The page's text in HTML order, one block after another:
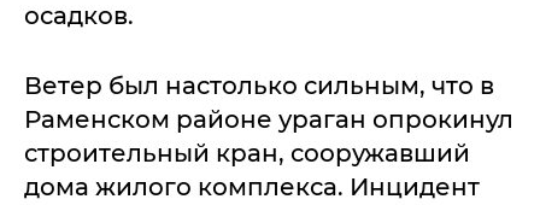
осадков.
Ветер был настолько сильным, что в
Раменском районе ураган опрокинул
строительный кран, сооружавший
дома жилого комплекса. Инцидент